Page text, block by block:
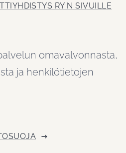
RY:N SIVUILLE
omavalvonnasta,
ja henkilötietojen